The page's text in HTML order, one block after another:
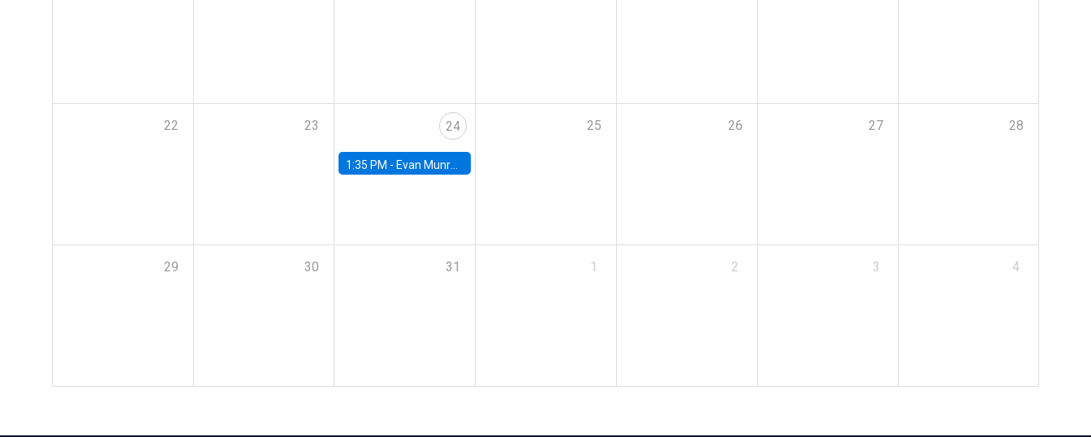
22 23 24
1:35 PM - Evan Munro, Neyman Visiting Assistant Professor in the Department of Statistics at UC Berkeley
25 26 27 28
29 30 31 1 2 3 4